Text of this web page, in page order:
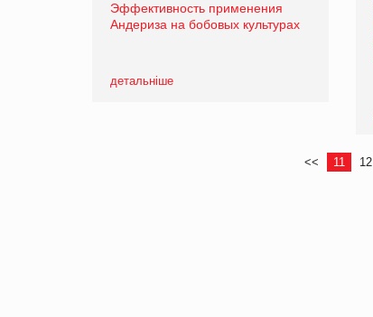
Эффективность применения
Андериза на бобовых культурах
детальніше
<< 11 12